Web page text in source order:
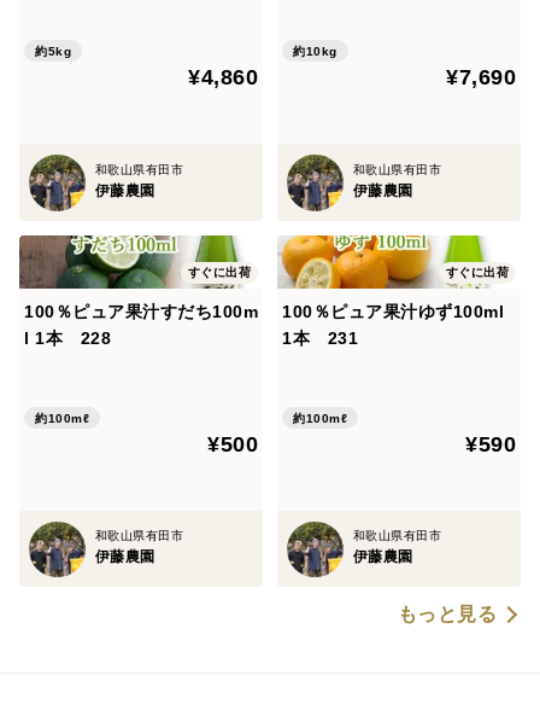
[5kg] 320-1
約5kg
¥4,860
和歌山県有田市
伊藤農園
[10kg] 320-2
約10kg
¥7,690
和歌山県有田市
伊藤農園
すぐに出荷
100％ピュア果汁すだち100m
l 1本 228
約100mℓ
¥500
和歌山県有田市
伊藤農園
すぐに出荷
100％ピュア果汁ゆず100ml
1本 231
約100mℓ
¥590
和歌山県有田市
伊藤農園
もっと見る